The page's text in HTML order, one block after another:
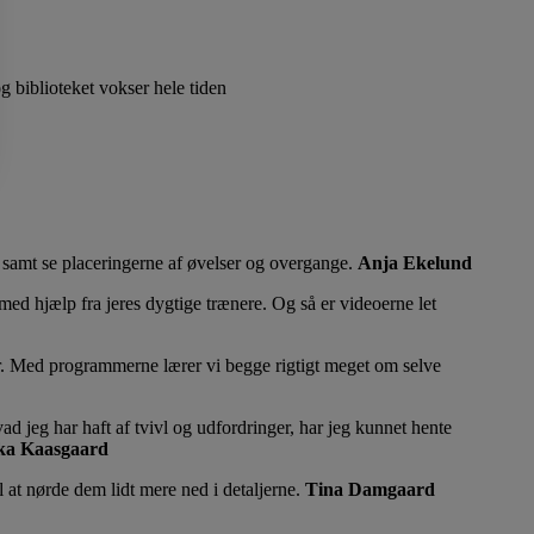
biblioteket vokser hele tiden
se placeringerne af øvelser og overgange. Anja Ekelund
hjælp fra jeres dygtige trænere. Og så er videoerne let
programmerne lærer vi begge rigtigt meget om selve
jeg har haft af tvivl og udfordringer, har jeg kunnet hente
Kaasgaard
nørde dem lidt mere ned i detaljerne. Tina Damgaard